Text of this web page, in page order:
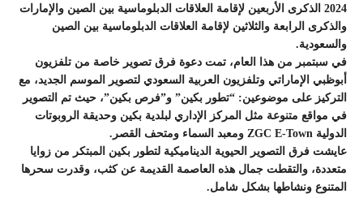
2024 الذكرى الأربعين لإقامة العلاقات الدبلوماسية بين الصين والإمارات
والذكرى الرابعة والثلاثين لإقامة العلاقات الدبلوماسية بين الصين
والسعودية.
في سبتمبر من هذا العام، تمت دعوة فرق تصوير خاصة من تلفزيون
أبوظبي الإماراتي وتلفزيون العربية السعودي لتصوير الموسم الجديد، مع
التركيز على موضوعين: “تطور بكين” و”فرص بكين”، حيث تم التصوير
في مواقع متنوعة مثل المركز الإداري لبلدية بكين وحديقة الروبوتات
الدولية ZGC E-Town ومعبد السماء ومتحف القصر.
عايشت فرق التصوير الحيوية الديناميكية لتطور بكين المبتكر من زوايا
متعددة، والتقطت جمال هذه العاصمة القديمة عن كثب، وقدرت سحرها
المتنوع ونشاطها بشكل شامل.